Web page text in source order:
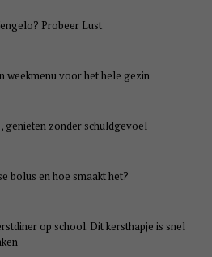
Probeer Lust
weekmenu voor het hele gezin
genieten zonder schuldgevoel
bolus en hoe smaakt het?
op school. Dit kersthapje is snel